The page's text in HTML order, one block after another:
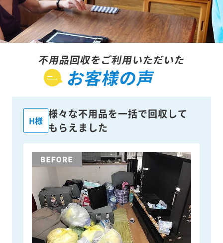
不用品回収をご利用いただいた
お客様の声
H様
様々な不用品を一括で回収して
もらえました